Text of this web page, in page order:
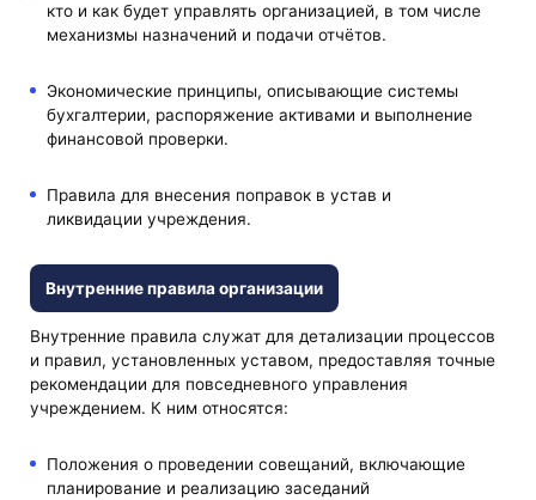
кто и как будет управлять организацией, в том числе
механизмы назначений и подачи отчётов.
Экономические принципы, описывающие системы
бухгалтерии, распоряжение активами и выполнение
финансовой проверки.
Правила для внесения поправок в устав и
ликвидации учреждения.
Внутренние правила организации
Внутренние правила служат для детализации процессов
и правил, установленных уставом, предоставляя точные
рекомендации для повседневного управления
учреждением. К ним относятся:
Положения о проведении совещаний, включающие
планирование и реализацию заседаний